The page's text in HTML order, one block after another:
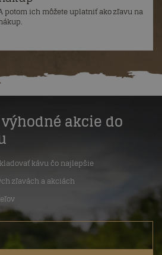
potom ich môžete uplatniť ako zľavu na
akcie do
kávu čo najlepšie
zľavách a akciách